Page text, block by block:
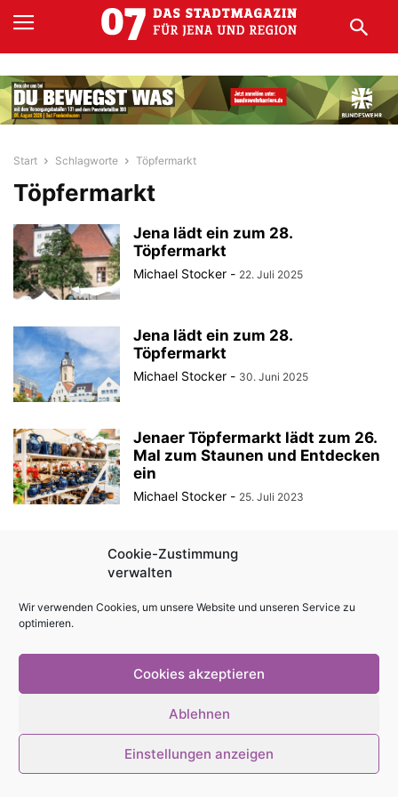
Cookie-Zustimmung
verwalten
Wir verwenden Cookies, um unsere Website und unseren Service zu
optimieren.
Cookies akzeptieren
Ablehnen
Einstellungen anzeigen
Start Schlagworte Töpfermarkt
Töpfermarkt
Jena lädt ein zum 28.
Töpfermarkt
Michael Stocker - 22. Juli 2025
Jena lädt ein zum 28.
Töpfermarkt
Michael Stocker - 30. Juni 2025
Jenaer Töpfermarkt lädt zum 26.
Mal zum Staunen und Entdecken
ein
Michael Stocker - 25. Juli 2023
Ende Juli statt
Michael Stocker
Cookie-Richtlinie (EU) Datenschutzerklärung
© Stadtmagazin tam.tam 2026